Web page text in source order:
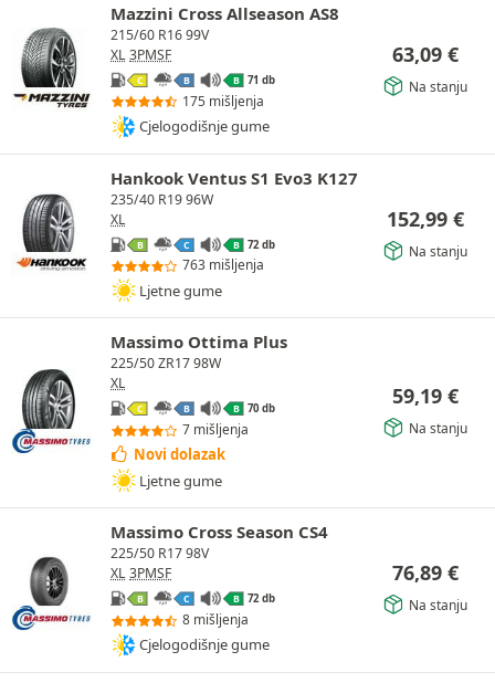
Mazzini Cross Allseason AS8
215/60 R16 99V
XL 3PMSF
C B B 71 db
175 mišljenja
Cjelogodišnje gume
63,09 €
Na stanju
Hankook Ventus S1 Evo3 K127
235/40 R19 96W
XL
B C B 72 db
763 mišljenja
Ljetne gume
152,99 €
Na stanju
Massimo Ottima Plus
225/50 ZR17 98W
XL
C B B 70 db
7 mišljenja
Novi dolazak
Ljetne gume
59,19 €
Na stanju
Massimo Cross Season CS4
225/50 R17 98V
XL 3PMSF
B C B 72 db
8 mišljenja
Cjelogodišnje gume
76,89 €
Na stanju